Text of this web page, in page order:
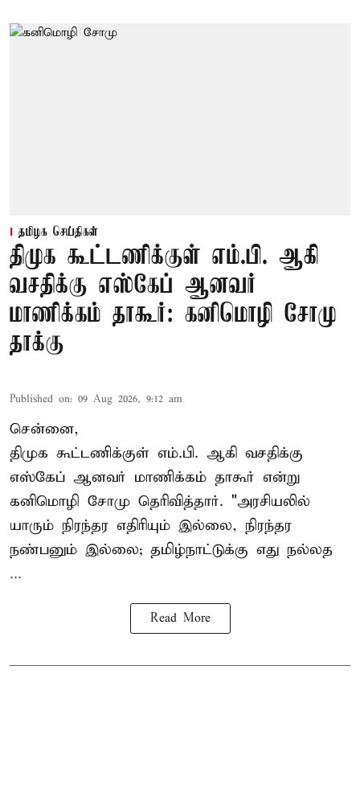
தமிழக செய்திகள்
திமுக கூட்டணிக்குள் எம்.பி. ஆகி
வசதிக்கு எஸ்கேப் ஆனவர்
மாணிக்கம் தாகூர்: கனிமொழி சோமு
தாக்கு
Published on: 09 Aug 2026, 9:12 am
சென்னை,
திமுக கூட்டணிக்குள் எம்.பி. ஆகி வசதிக்கு
எஸ்கேப் ஆனவர் மாணிக்கம் தாகூர் என்று
கனிமொழி சோமு தெரிவித்தார். "அரசியலில்
யாரும் நிரந்தர எதிரியும் இல்லை, நிரந்தர
நண்பனும் இல்லை; தமிழ்நாட்டுக்கு எது நல்லத
...
Read More